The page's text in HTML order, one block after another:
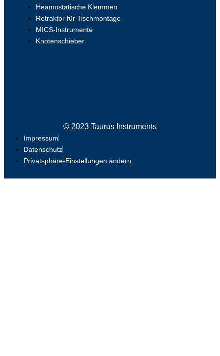
Heamostatische Klemmen
Retraktor für Tischmontage
MICS-Instrumente
Knotenschieber
© 2023 Taurus Instruments
Impressum
Datenschutz
Privatsphäre-Einstellungen ändern